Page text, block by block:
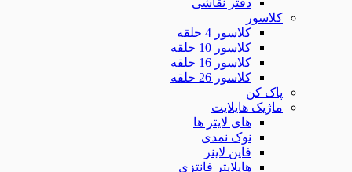
دفتر نقاشی
کلاسور
کلاسور 4 حلقه
کلاسور 10 حلقه
کلاسور 16 حلقه
کلاسور 26 حلقه
پاک کن
ماژیک هایلایت
های لایتر ها
نوک نمدی
فاین لاینر
هایلایتر فانتزی